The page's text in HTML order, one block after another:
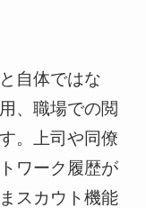
自体ではな
、職場での閲
。上司や同僚
ワーク履歴が
スカウト機能